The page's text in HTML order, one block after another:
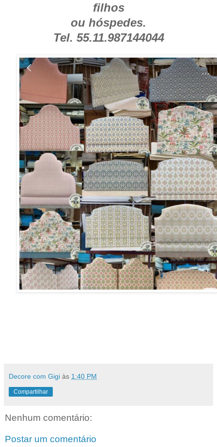
filhos
ou hóspedes.
Tel. 55.11.987144044
Decore com Gigi às 1:40 PM
Compartilhar
Nenhum comentário:
Postar um comentário